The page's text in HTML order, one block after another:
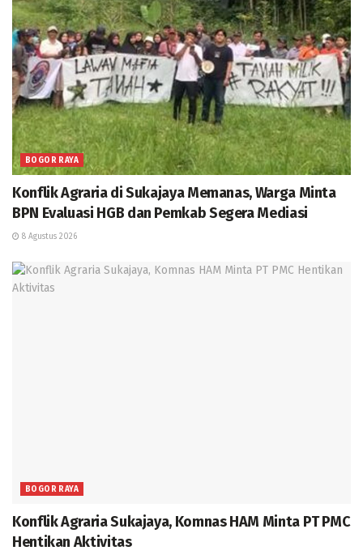
BOGOR RAYA
Konflik Agraria di Sukajaya Memanas, Warga Minta
BPN Evaluasi HGB dan Pemkab Segera Mediasi
8 Agustus 2026
BOGOR RAYA
Konflik Agraria Sukajaya, Komnas HAM Minta PT PMC
Hentikan Aktivitas